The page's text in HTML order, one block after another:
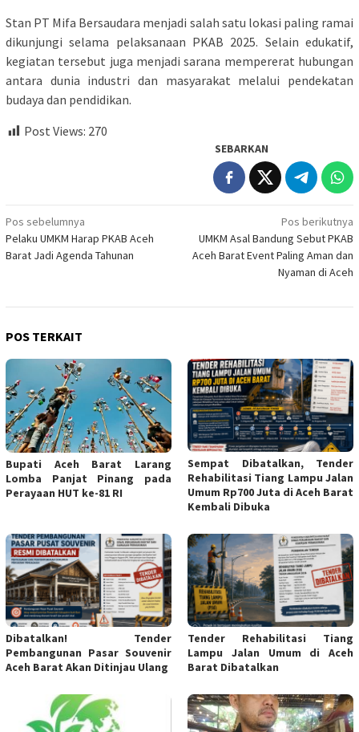
Stan PT Mifa Bersaudara menjadi salah satu lokasi paling ramai
dikunjungi selama pelaksanaan PKAB 2025. Selain edukatif,
kegiatan tersebut juga menjadi sarana mempererat hubungan
antara dunia industri dan masyarakat melalui pendekatan
budaya dan pendidikan.
Post Views: 270
SEBARKAN
Navigasi
pos
Pos sebelumnya
Pelaku UMKM Harap PKAB Aceh
Barat Jadi Agenda Tahunan
Pos berikutnya
UMKM Asal Bandung Sebut PKAB
Aceh Barat Event Paling Aman dan
Nyaman di Aceh
POS TERKAIT
Bupati Aceh Barat Larang
Lomba Panjat Pinang pada
Perayaan HUT ke-81 RI
Sempat Dibatalkan, Tender
Rehabilitasi Tiang Lampu Jalan
Umum Rp700 Juta di Aceh Barat
Kembali Dibuka
Dibatalkan! Tender
Pembangunan Pasar Souvenir
Aceh Barat Akan Ditinjau Ulang
Tender Rehabilitasi Tiang
Lampu Jalan Umum di Aceh
Barat Dibatalkan